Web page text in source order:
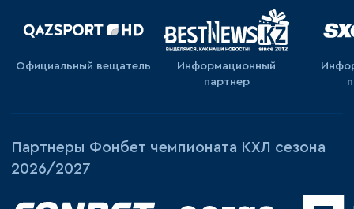
Официальный вещатель
Информационный
партнер
Партнеры Фонбет чемпионата КХЛ сезона
2026/2027